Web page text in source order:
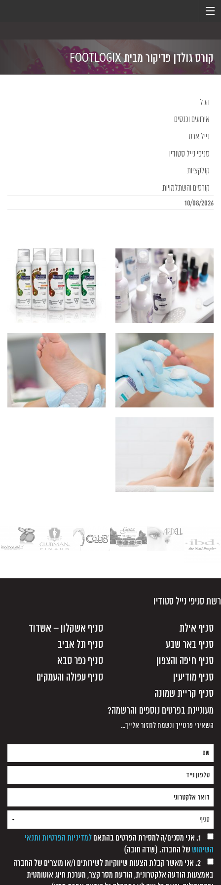
קורס גולדן פדיקור מבית FOOTLOGIX
הכל
אירועים וכנסים
נייל ארט
סניפי נייל סטודיו
קולקציות
קורסים והשתלמויות
10/08/2026
רשת סניפי נייל סטודיו
סניף אילת
סניף אשקלון – אשדוד
סניף באר שבע
סניף תל אביב
סניף חיפה והצפון
סניף כפר סבא
סניף מודיעין
סניף עפולה והעמקים
סניף קריית שמונה
מעוניינת בפרטים נוספים והרשמה?
השאירי פרטייך ונשמח לחזור אלייך...
1. אני מסכים/ה למסירת הפרטים בהתאם
למדיניות הפרטיות ותנאי
השימוש של החברה. (שדה חובה)
2. אני מאשר קבלת הצעות שיווקיות לשירותים ו/או מוצרים של החברה
באמצעות הודעה אלקטרונית, הודעת מסר קצר, מערכת חיוג אוטומטית